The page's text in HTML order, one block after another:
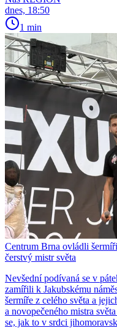
dnes, 18:50
1 min
Centrum Brna ovládli
čerstvý mistr světa
Nevšední podívaná se v
zamířili k Jakubskému
šermíře z celého světa a
a novopečeného mistra
se, jak to v srdci